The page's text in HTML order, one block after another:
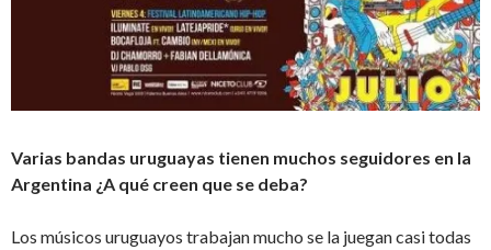
Varias bandas uruguayas tienen muchos seguidores en la
Argentina ¿A qué creen que se deba?
Los músicos uruguayos trabajan mucho se la juegan casi todas